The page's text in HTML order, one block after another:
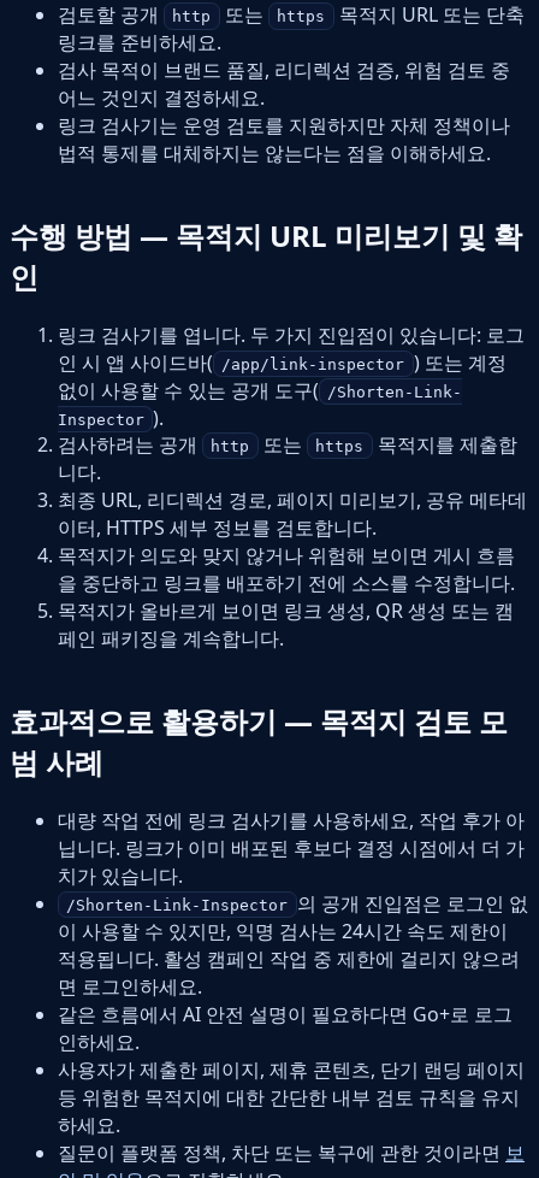
검토할 공개 http 또는 https 목적지 URL 또는 단축
링크를 준비하세요.
검사 목적이 브랜드 품질, 리디렉션 검증, 위험 검토 중
어느 것인지 결정하세요.
링크 검사기는 운영 검토를 지원하지만 자체 정책이나
법적 통제를 대체하지는 않는다는 점을 이해하세요.
수행 방법 — 목적지 URL 미리보기 및 확
인
링크 검사기를 엽니다. 두 가지 진입점이 있습니다: 로그
인 시 앱 사이드바(
/app/link-inspector ) 또는 계정
없이 사용할 수 있는 공개 도구(
/Shorten-Link-
Inspector ).
검사하려는 공개
http 또는 https 목적지를 제출합
니다.
최종 URL, 리디렉션 경로, 페이지 미리보기, 공유 메타데
이터, HTTPS 세부 정보를 검토합니다.
목적지가 의도와 맞지 않거나 위험해 보이면 게시 흐름
을 중단하고 링크를 배포하기 전에 소스를 수정합니다.
목적지가 올바르게 보이면 링크 생성, QR 생성 또는 캠
페인 패키징을 계속합니다.
효과적으로 활용하기 — 목적지 검토 모
범 사례
대량 작업 전에 링크 검사기를 사용하세요, 작업 후가 아
닙니다. 링크가 이미 배포된 후보다 결정 시점에서 더 가
치가 있습니다.
/Shorten-Link-Inspector 의 공개 진입점은 로그인 없
이 사용할 수 있지만, 익명 검사는 24시간 속도 제한이
적용됩니다. 활성 캠페인 작업 중 제한에 걸리지 않으려
면 로그인하세요.
같은 흐름에서 AI 안전 설명이 필요하다면 Go+로 로그
인하세요.
사용자가 제출한 페이지, 제휴 콘텐츠, 단기 랜딩 페이지
등 위험한 목적지에 대한 간단한 내부 검토 규칙을 유지
하세요.
질문이 플랫폼 정책, 차단 또는 복구에 관한 것이라면 보